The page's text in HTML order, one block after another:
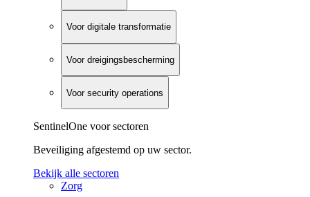
Voor digitale transformatie
Voor dreigingsbescherming
Voor security operations
SentinelOne voor sectoren
Beveiliging afgestemd op uw sector.
Bekijk alle sectoren
Zorg